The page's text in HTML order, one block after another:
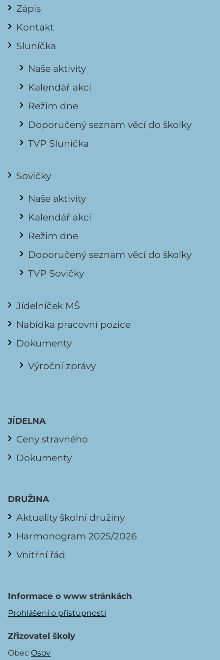
Zápis
Kontakt
Sluníčka
Naše aktivity
Kalendář akcí
Režim dne
Doporučený seznam věcí do školky
TVP Sluníčka
Sovičky
Naše aktivity
Kalendář akcí
Režim dne
Doporučený seznam věcí do školky
TVP Sovičky
Jídelníček MŠ
Nabídka pracovní pozice
Dokumenty
Výroční zprávy
JÍDELNA
Ceny stravného
Dokumenty
DRUŽINA
Aktuality školní družiny
Harmonogram 2025/2026
Vnitřní řád
Informace o www stránkách
Prohlášení o přístupnosti
Zřizovatel školy
Obec Osov